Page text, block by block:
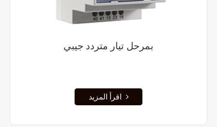
بمرحل تيار متردد جيبي